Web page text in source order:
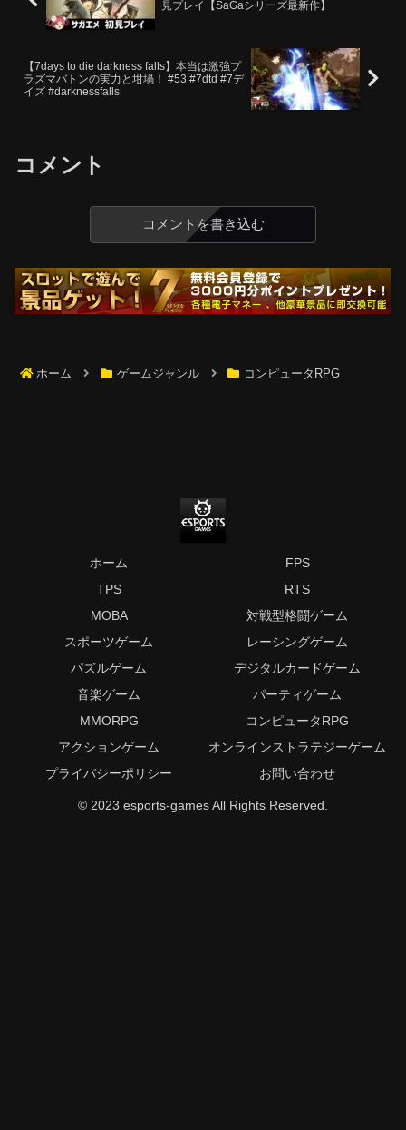
見プレイ【SaGaシリーズ最新作】
【7days to die darkness falls】本当は激強プ
ラズマバトンの実力と坩堝！ #53 #7dtd #7デ
イズ #darknessfalls
コメント
コメントを書き込む
ホーム ゲームジャンル コンピュータRPG
ホーム
FPS
TPS
RTS
MOBA
対戦型格闘ゲーム
スポーツゲーム
レーシングゲーム
パズルゲーム
デジタルカードゲーム
音楽ゲーム
パーティゲーム
MMORPG
コンピュータRPG
アクションゲーム
オンラインストラテジーゲーム
プライバシーポリシー
お問い合わせ
© 2023 esports-games All Rights Reserved.